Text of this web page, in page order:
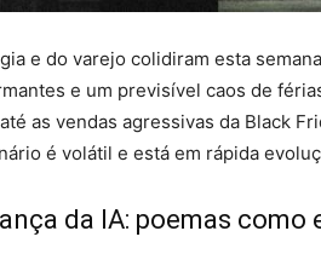
e do varejo colidiram esta
e um previsível caos de
as vendas agressivas da Black
é volátil e está em rápida
da IA: poemas como